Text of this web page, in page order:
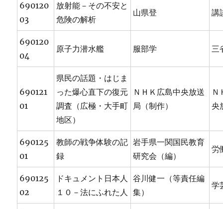
690120
03
放射能－その不安と
危険の解析
山県登 講
690120
04
原子力潜水艦 服部学 三
690121
01
県民の話題・はじま
った爆心直下の復元
調査（広極・大手町
地区）
ＮＨＫ広島中央放送
局（制作）
Ｎ
央
690125
01
教師の戦争体験の記
録
岩手県一関国民教育
研究会（編）
労
690125
02
ドキュメント日本人
１０－法にふれた人
谷川健一（等責任編
集）
学